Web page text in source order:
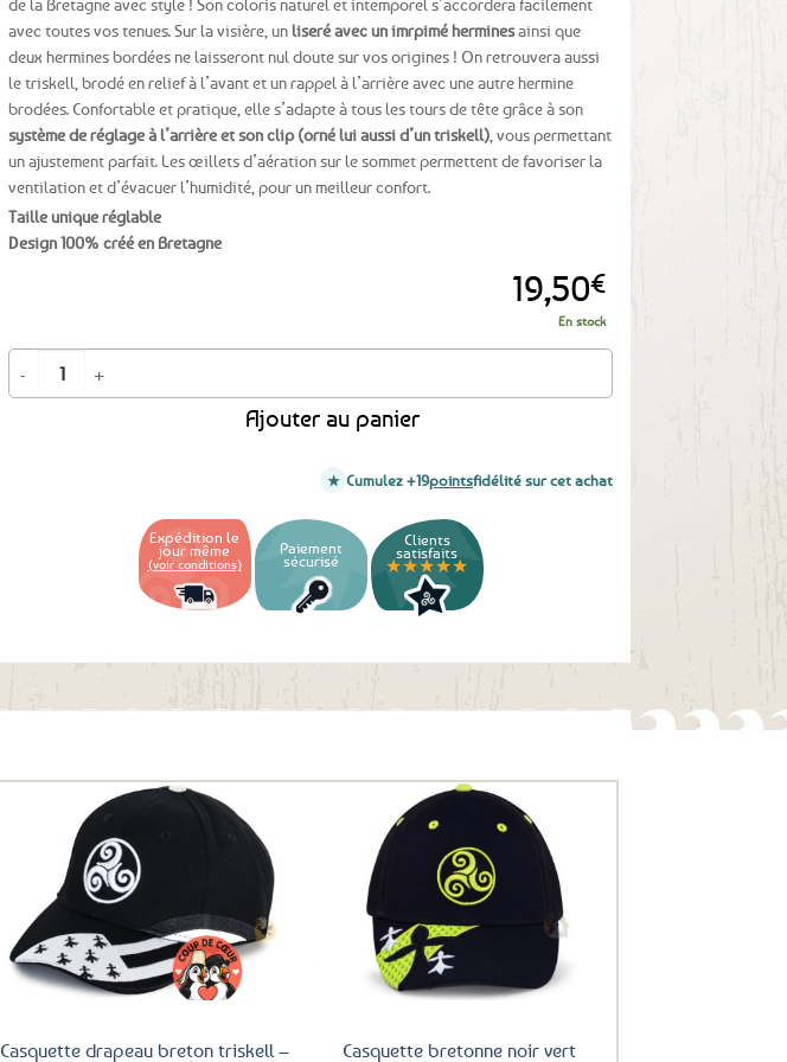
de la Bretagne avec style ! Son coloris naturel et intemporel s’accordera facilement
avec toutes vos tenues. Sur la visière, unliseré avec un imrpimé herminesainsi que
deux hermines bordées ne laisseront nul doute sur vos origines ! On retrouvera aussi
le triskell, brodé en relief à l’avant et un rappel à l’arrière avec une autre hermine
brodées. Confortable et pratique, elle s’adapte à tous les tours de tête grâce à son
système de réglage à l’arrière et son clip (orné lui aussi d’un triskell) , vous permettant
un ajustement parfait. Les œillets d’aération sur le sommet permettent de favoriser la
ventilation et d’évacuer l’humidité, pour un meilleur confort.
Taille unique réglable
Design 100% créé en Bretagne
19,50€
En stock
quantité de Casquette bretonne Hermines Beige / Bleu marine - Cancale
Ajouter au panier
Cumulez +19pointsfidélité sur cet achat
Expédition le
jour même
(voir conditions)
Paiement
sécurisé
Clients
satisfaits
★★★★★
favoris
Casquette drapeau breton triskell –
Ajouter
aux
favoris
Casquette bretonne noir vert